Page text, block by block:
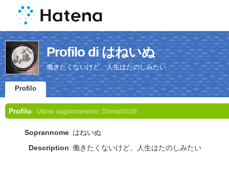
Profilo di はねいぬ
働きたくないけど、人生はたのしみたい
Profilo
Profilo Ultimo aggiornamento: 20/mar/2026
Soprannome はねいぬ
Description 働きたくないけど、人生はたのしみたい